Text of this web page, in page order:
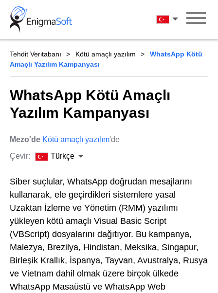
Skip
content
Türkçe
Tehdit Veritabanı Kötü amaçlı yazılım
WhatsApp Kötü
Amaçlı Yazılım Kampanyası
WhatsApp Kötü Amaçlı
Yazılım Kampanyası
Mezo'de Kötü amaçlı yazılım'de
Çevir:
Türkçe
Siber suçlular, WhatsApp doğrudan mesajlarını
kullanarak, ele geçirdikleri sistemlere yasal
Uzaktan İzleme ve Yönetim (RMM) yazılımı
yükleyen kötü amaçlı Visual Basic Script
(VBScript) dosyalarını dağıtıyor. Bu kampanya,
Malezya, Brezilya, Hindistan, Meksika, Singapur,
Birleşik Krallık, İspanya, Tayvan, Avustralya, Rusya
ve Vietnam dahil olmak üzere birçok ülkede
WhatsApp Masaüstü ve WhatsApp Web